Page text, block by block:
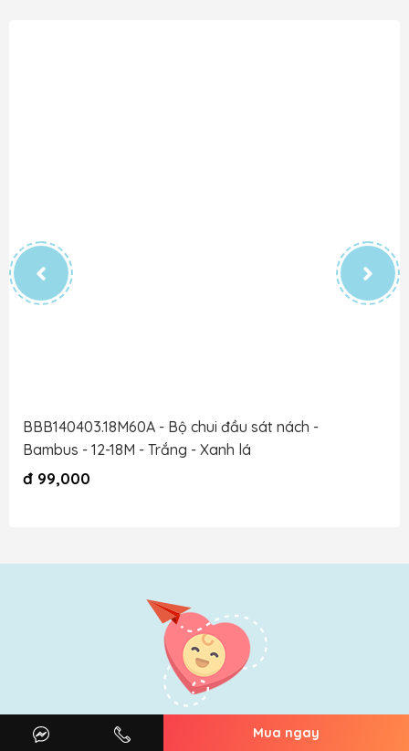
BBB140403.18M60A - Bộ chui đầu sát nách -
Bambus - 12-18M - Trắng - Xanh lá
đ 99,000
Mua ngay
Thông Tin